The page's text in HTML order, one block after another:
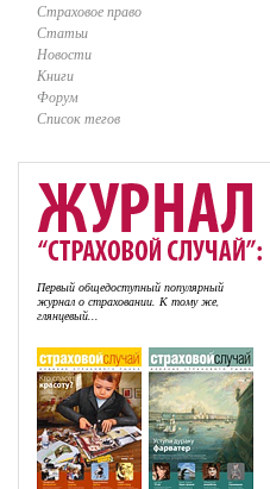
Страховое право
Статьи
Новости
Книги
Форум
Список тегов
Первый общедоступный популярный
журнал о страховании. К тому же,
глянцевый...